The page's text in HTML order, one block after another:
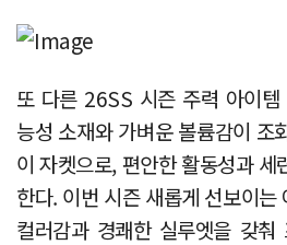
또 다른 26SS 시즌 주력 아이템
능성 소재와 가벼운 볼륨감이 조
이 자켓으로, 편안한 활동성과 세
한다. 이번 시즌 새롭게 선보이는
컬러감과 경쾌한 실루엣을 갖춰